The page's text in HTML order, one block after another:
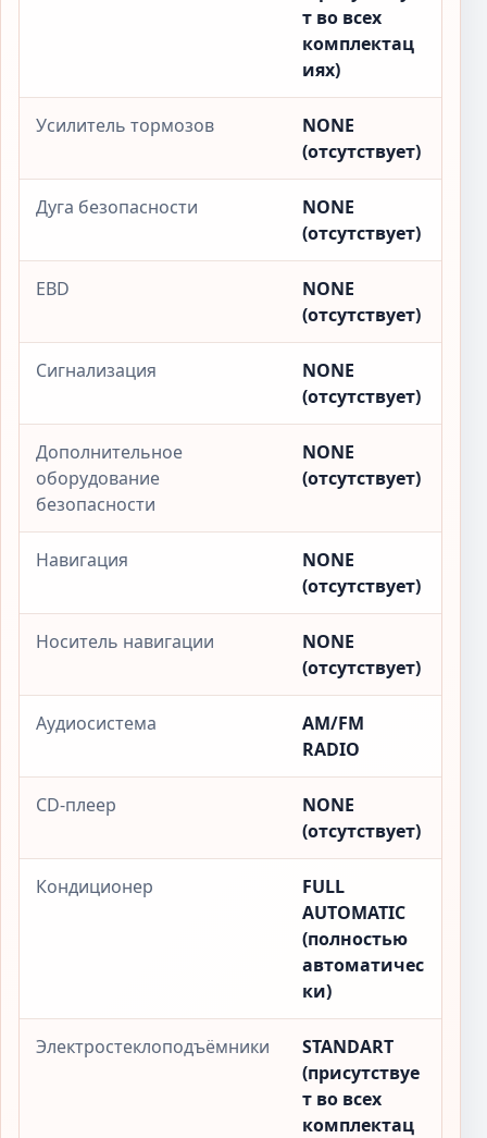
т во всех
комплектац
иях)
Усилитель тормозов
NONE
(отсутствует)
Дуга безопасности
NONE
(отсутствует)
EBD
NONE
(отсутствует)
Сигнализация
NONE
(отсутствует)
Дополнительное
оборудование
безопасности
NONE
(отсутствует)
Навигация
NONE
(отсутствует)
Носитель навигации
NONE
(отсутствует)
Аудиосистема
AM/FM
RADIO
CD-плеер
NONE
(отсутствует)
Кондиционер
FULL
AUTOMATIC
(полностью
автоматичес
ки)
Электростеклоподъёмники
STANDART
(присутствуе
т во всех
комплектац